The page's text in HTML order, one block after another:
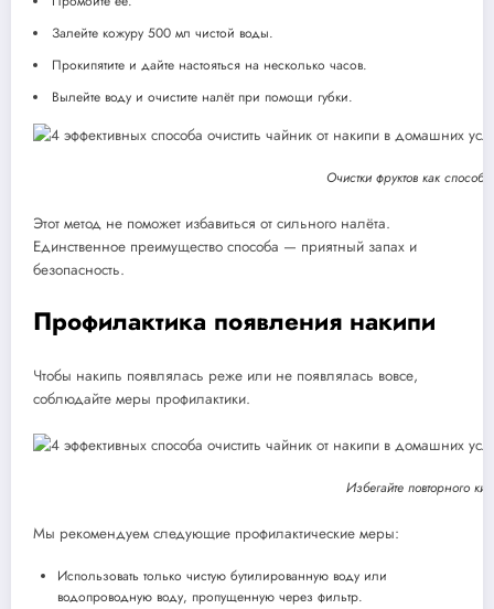
Залейте кожуру 500 мл чистой воды.
Прокипятите и дайте настояться на несколько часов.
Вылейте воду и очистите налёт при помощи губки.
Очистки фруктов как способ
Этот метод не поможет избавиться от сильного налёта.
Единственное преимущество способа — приятный запах и
безопасность.
Профилактика появления накипи
Чтобы накипь появлялась реже или не появлялась вовсе,
соблюдайте меры профилактики.
Избегайте повторного
Мы рекомендуем следующие профилактические меры:
Использовать только чистую бутилированную воду или
водопроводную воду, пропущенную через фильтр.